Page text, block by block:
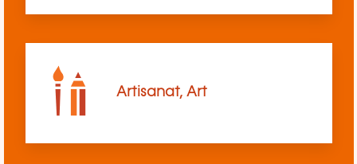
Artisanat, Art